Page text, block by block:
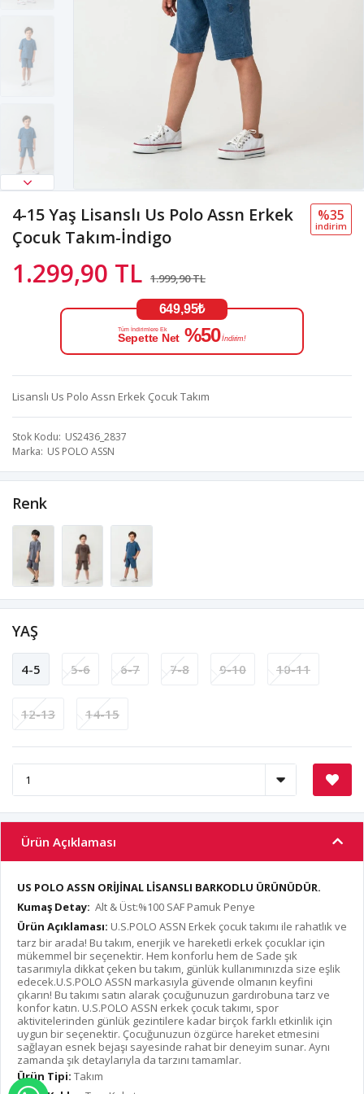
4-15 Yaş Lisanslı Us Polo Assn Erkek
Çocuk Takım-İndigo
1.299,90 TL 1.999,90 TL
%35
i̇ndi̇ri̇m
649,95₺
Tüm İndirimlere Ek
Sepette Net %50 İndirim!
Lisanslı Us Polo Assn Erkek Çocuk Takım
Stok Kodu US2436_2837
Marka US POLO ASSN
Renk
YAŞ
4-5 5-6 6-7 7-8 9-10 10-11
12-13 14-15
Ürün Açıklaması
US POLO ASSN ORİJİNAL LİSANSLI BARKODLU ÜRÜNÜDÜR.
Kumaş Detay: Alt & Üst:%100 SAF Pamuk Penye
Ürün Açıklaması: U.S.POLO ASSN Erkek çocuk takımı ile rahatlık ve
tarz bir arada! Bu takım, enerjik ve hareketli erkek çocuklar için
mükemmel bir seçenektir. Hem konforlu hem de Sade şık
tasarımıyla dikkat çeken bu takım, günlük kullanımınızda size eşlik
edecek.U.S.POLO ASSN markasıyla güvende olmanın keyfini
çıkarın! Bu takımı satın alarak çocuğunuzun gardırobuna tarz ve
konfor katın. U.S.POLO ASSN erkek çocuk takımı, spor
aktivitelerinden günlük gezintilere kadar birçok farklı etkinlik için
uygun bir seçenektir. Çocuğunuzun özgürce hareket etmesini
sağlayan esnek bejaşı sayesinde rahat bir deneyim sunar. Aynı
zamanda şık detaylarıyla da tarzını tamamlar.
Ürün Tipi: Takım